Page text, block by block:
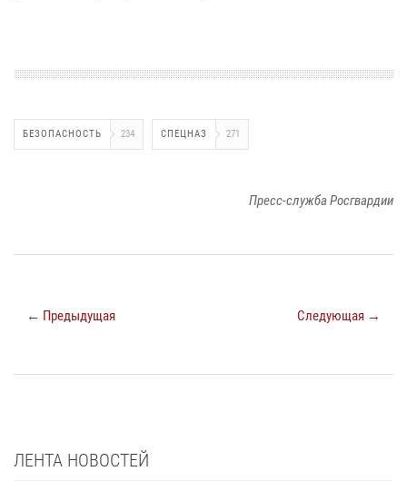
БЕЗОПАСНОСТЬ 234 СПЕЦНАЗ 271
Пресс-служба Росгвардии
← Предыдущая Следующая →
ЛЕНТА НОВОСТЕЙ